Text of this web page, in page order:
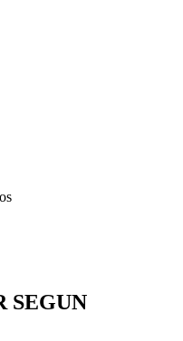
SEGUN